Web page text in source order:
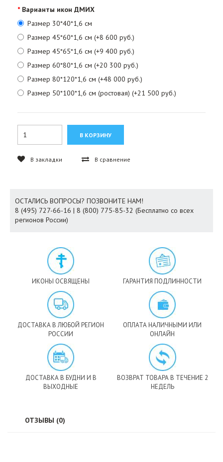
Варианты икон ДМИХ
Размер 30*40*1,6 см
Размер 45*60*1,6 см (+8 600 руб.)
Размер 45*65*1,6 см (+9 400 руб.)
Размер 60*80*1,6 см (+20 300 руб.)
Размер 80*120*1,6 см (+48 000 руб.)
Размер 50*100*1,6 см (ростовая) (+21 500 руб.)
В закладки В сравнение
ОСТАЛИСЬ ВОПРОСЫ? ПОЗВОНИТЕ НАМ!
8 (495) 727-66-16 | 8 (800) 775-85-32 (Бесплатно со всех
регионов России)
ИКОНЫ ОСВЯЩЕНЫ ГАРАНТИЯ ПОДЛИННОСТИ
ДОСТАВКА В ЛЮБОЙ РЕГИОН
РОССИИ
ОПЛАТА НАЛИЧНЫМИ ИЛИ
ОНЛАЙН
ДОСТАВКА В БУДНИ И В
ВЫХОДНЫЕ
ВОЗВРАТ ТОВАРА В ТЕЧЕНИЕ 2
НЕДЕЛЬ
ОТЗЫВЫ (0)